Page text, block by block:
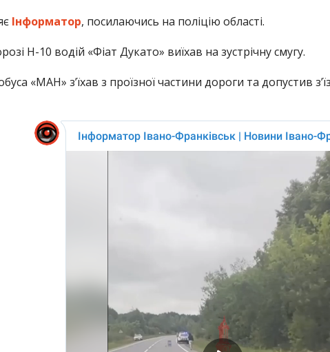
Інформатор, посилаючись на поліцію області.
Н-10 водій «Фіат Дукато» виїхав на зустрічну смугу.
«МАН» з’їхав з проїзної частини дороги та допустив